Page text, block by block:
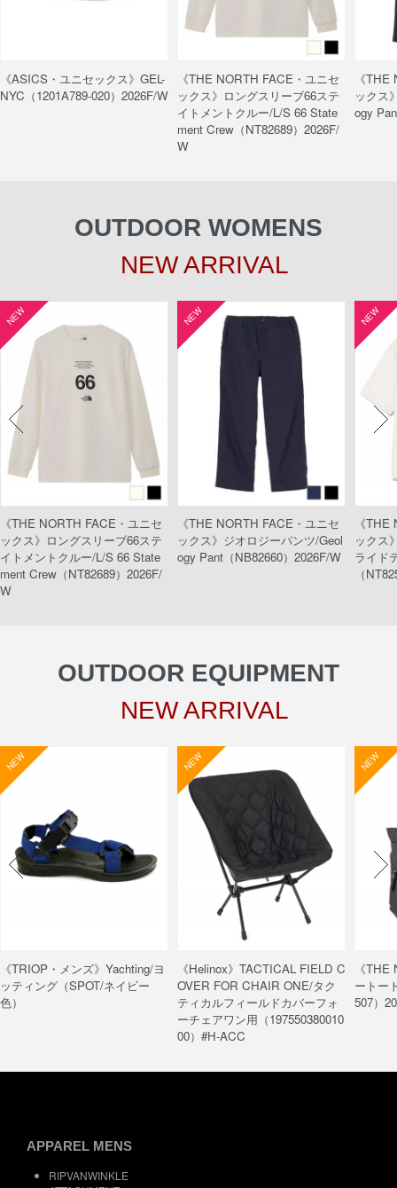
《ASICS・ユニセックス》GEL-
NYC（1201A789-020）2026F/W
《THE NORTH FACE・ユニセ
ックス》ロングスリーブ66ステ
イトメントクルー/L/S 66 State
ment Crew（NT82689）2026F/
W
《
ックス
ogy
OUTDOOR WOMENS
NEW ARRIVAL
NEW
《THE NORTH FACE・ユニセ
ックス》ロングスリーブ66ステ
イトメントクルー/L/S 66 State
ment Crew（NT82689）2026F/
W
NEW
《THE NORTH FACE・ユニセ
ックス》ジオロジーパンツ/Geol
ogy Pant（NB82660）2026F/W
NEW
《
ックス
ライド
（
OUTDOOR EQUIPMENT
NEW ARRIVAL
NEW
《TRIOP・メンズ》Yachting/ヨ
ッティング（SPOT/ネイビー
色）
NEW
《Helinox》TACTICAL FIELD C
OVER FOR CHAIR ONE/タク
ティカルフィールドカバーフォ
ーチェアワン用（197550380010
00）#H-ACC
NEW
《
ートー
507）
APPAREL MENS
RIPVANWINKLE